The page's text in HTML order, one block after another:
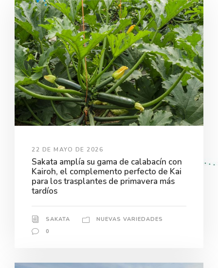
22 DE MAYO DE 2026
Sakata amplía su gama de calabacín con
Kairoh, el complemento perfecto de Kai
para los trasplantes de primavera más
tardíos
SAKATA
NUEVAS VARIEDADES
0